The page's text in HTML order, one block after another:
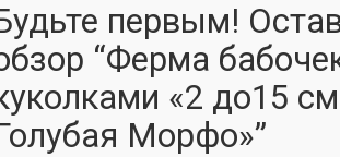
первым!
“Ферма
«2 до15 см
Морфо»”